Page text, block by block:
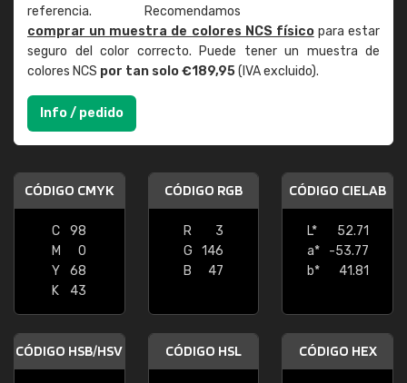
referencia. Recomendamos
comprar un muestra de colores NCS físicopara estar
seguro del color correcto. Puede tener un muestra de
colores NCS por tan solo €189,95(IVA excluido).
Info / pedido
CÓDIGO CMYK
C
98
M
0
Y
68
K
43
CÓDIGO RGB
R
3
G
146
B
47
CÓDIGO CIELAB
L*
52.71
a*
-53.77
b*
41.81
CÓDIGO HSB/HSV CÓDIGO HSL CÓDIGO HEX